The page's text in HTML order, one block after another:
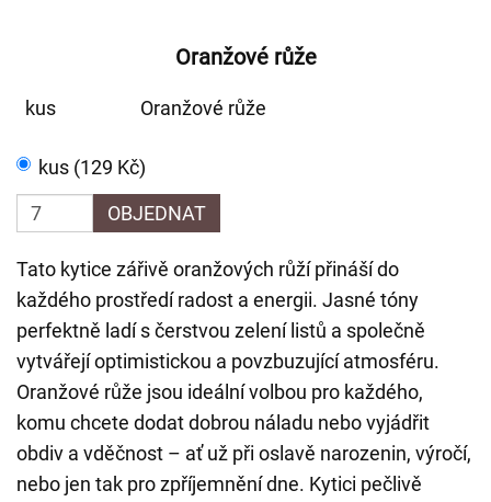
Oranžové růže
kus Oranžové růže
kus (129 Kč)
OBJEDNAT
Tato kytice zářivě oranžových růží přináší do
každého prostředí radost a energii. Jasné tóny
perfektně ladí s čerstvou zelení listů a společně
vytvářejí optimistickou a povzbuzující atmosféru.
Oranžové růže jsou ideální volbou pro každého,
komu chcete dodat dobrou náladu nebo vyjádřit
obdiv a vděčnost – ať už při oslavě narozenin, výročí,
nebo jen tak pro zpříjemnění dne. Kytici pečlivě